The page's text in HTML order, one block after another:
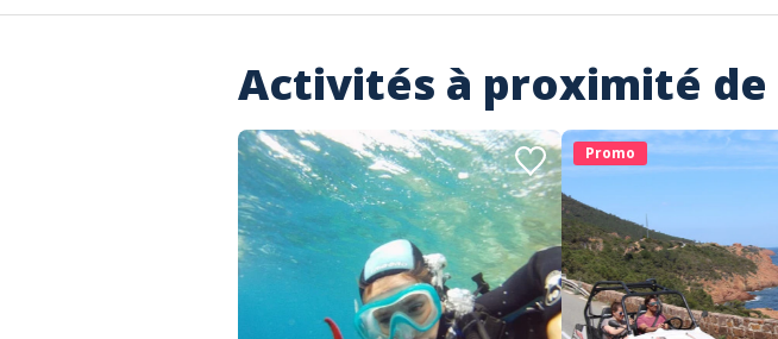
Activités à proximité de
Promo